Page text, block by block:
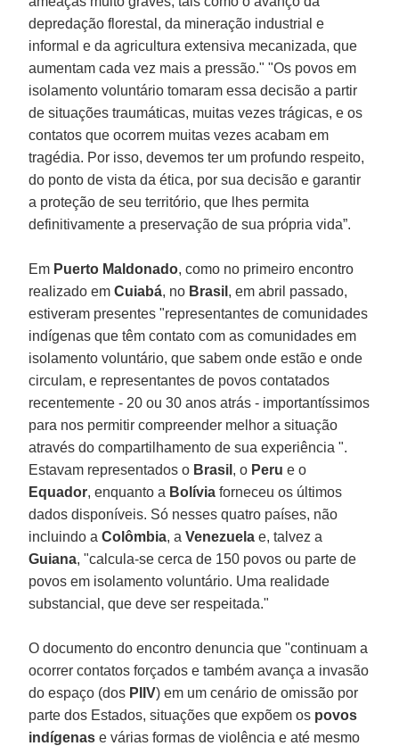
depredação florestal, da mineração industrial e
informal e da agricultura extensiva mecanizada, que
aumentam cada vez mais a pressão." "Os povos em
isolamento voluntário tomaram essa decisão a partir
de situações traumáticas, muitas vezes trágicas, e os
contatos que ocorrem muitas vezes acabam em
tragédia. Por isso, devemos ter um profundo respeito,
do ponto de vista da ética, por sua decisão e garantir
a proteção de seu território, que lhes permita
definitivamente a preservação de sua própria vida”.
Em Puerto Maldonado, como no primeiro encontro
realizado emCuiabá, no Brasil , em abril passado,
estiveram presentes "representantes de comunidades
indígenas que têm contato com as comunidades em
isolamento voluntário, que sabem onde estão e onde
circulam, e representantes de povos contatados
recentemente - 20 ou 30 anos atrás - importantíssimos
para nos permitir compreender melhor a situação
através do compartilhamento de sua experiência ".
Estavam representados o Brasil , o Peru e o
Equador, enquanto a Bolívia forneceu os últimos
dados disponíveis. Só nesses quatro países, não
incluindo aColômbia, aVenezuela e, talvez a
Guiana, "calcula-se cerca de 150 povos ou parte de
povos em isolamento voluntário. Uma realidade
substancial, que deve ser respeitada."
O documento do encontro denuncia que "continuam a
ocorrer contatos forçados e também avança a invasão
do espaço (dos PIIV) em um cenário de omissão por
parte dos Estados, situações que expõem os povos
indígenas e várias formas de violência e até mesmo